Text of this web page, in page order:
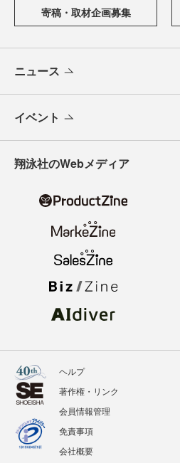
寄稿・取材企画募集
ニュース
イベント
翔泳社のWebメディア
ヘルプ
著作権・リンク
会員情報管理
免責事項
会社概要